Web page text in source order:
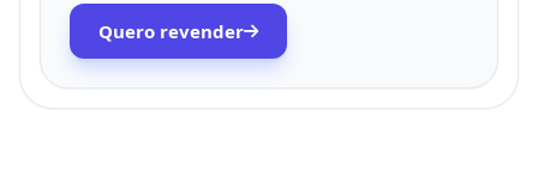
Quero revender